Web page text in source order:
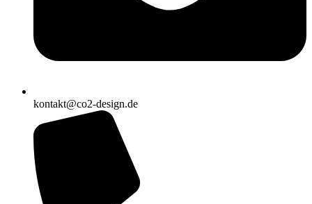
kontakt@co2-design.de